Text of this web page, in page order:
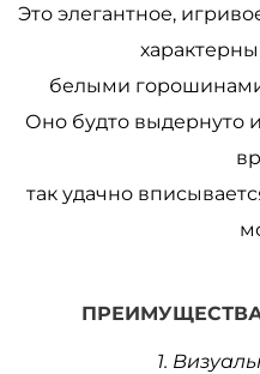
Это элегантное,
белыми
Оно будто выдернуто
так удачно
1.